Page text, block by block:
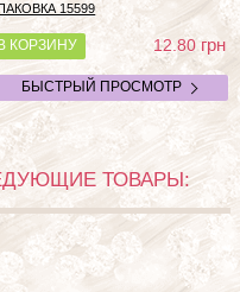
15599
В КОРЗИНУ 12.80грн
БЫСТРЫЙ ПРОСМОТР
ТОВАРЫ: